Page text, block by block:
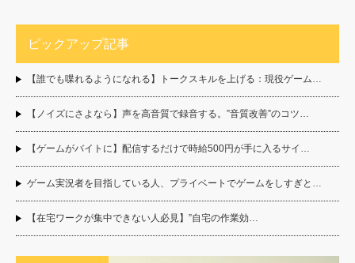
ピックアップ記事
【誰でも喋れるようになれる】トークスキルを上げる：現役ゲーム…
【ノイズにさよなら】声を高音質で録音する。”音質改善”のコツ…
【ゲームがバイトに】配信するだけで時給500円が手に入るサイ…
ゲーム実況者を目指している人、プライベートでゲームをしすぎと…
【在宅ワークが集中できない人必見】”自宅の作業効…